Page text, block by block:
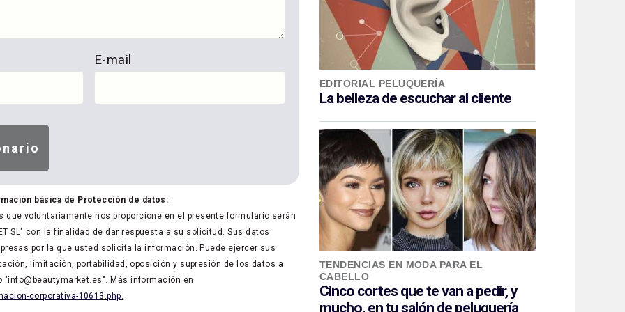
EDITORIAL PELUQUERÍA
La belleza de escuchar al cliente
TENDENCIAS EN MODA PARA EL
CABELLO
Cinco cortes que te van a pedir, y
mucho, en tu salón de peluquería
E-mail
básica de Protección de datos:
que voluntariamente nos proporcione en el presente formulario serán
SL" con la finalidad de dar respuesta a su solicitud. Sus datos
por la que usted solicita la información. Puede ejercer sus
limitación, portabilidad, oposición y supresión de los datos a
Más información en
corporativa-10613.php.